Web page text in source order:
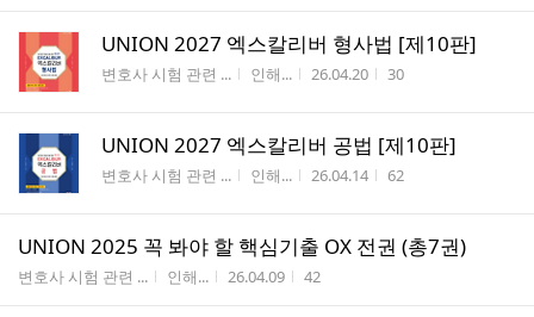
UNION 2027 엑스칼리버 형사법 [제10판]
게시판명
변호사 시험 관련 ... 작성자
인해... 작성시간
26.04.20 조회수
30
UNION 2027 엑스칼리버 공법 [제10판]
게시판명
변호사 시험 관련 ... 작성자
인해... 작성시간
26.04.14 조회수
62
UNION 2025 꼭 봐야 할 핵심기출 OX 전권 (총7권)
게시판명
변호사 시험 관련 ... 작성자
인해... 작성시간
26.04.09 조회수
42